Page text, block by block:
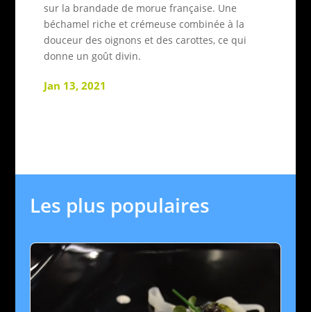
sur la brandade de morue française. Une
béchamel riche et crémeuse combinée à la
douceur des oignons et des carottes, ce qui
donne un goût divin.
Jan 13, 2021
Les plus populaires